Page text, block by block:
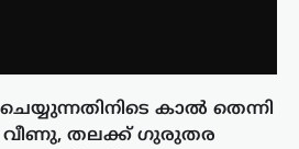
കാൽ തെന്നി
വീണു, തലക്ക് ഗുരുതര